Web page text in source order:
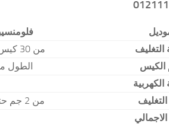
فلومنسيباك موديل
من 30 كيس حتي 80 كيس في الدقيقة و لمادة التغليف اعتبار في تحديد السرعه
الطول من 5 سم حتي 28 سم و عرض الكيس يبدا من 4
الكهربية
من 2 جم حتي 25 جم و من 5 جم حتي 250 جرام و يمكن التعديل حي 500 جرام